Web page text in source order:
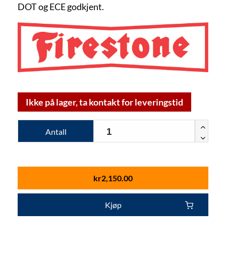
DOT og ECE godkjent.
Ikke på lager, ta kontakt for leveringstid
Antall
kr2,150.00
Kjøp